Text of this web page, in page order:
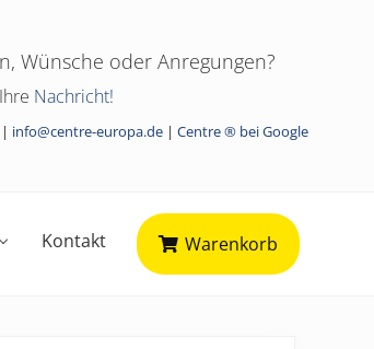
Wünsche oder Anregungen?
Nachricht!
| info@centre-europa.de | Centre ® bei Google
Kontakt Warenkorb